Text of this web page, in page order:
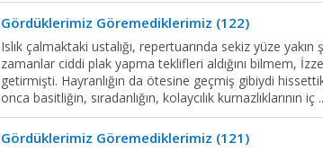
Gördüklerimiz Göremediklerimiz (122)
Islık çalmaktaki ustalığı, repertuarında sekiz yüze
zamanlar ciddi plak yapma teklifleri aldığını bilmem,
getirmişti. Hayranlığın da ötesine geçmiş gibiydi
onca basitliğin, sıradanlığın, kolaycılık kurnazlıklarının iç
Gördüklerimiz Göremediklerimiz (121)